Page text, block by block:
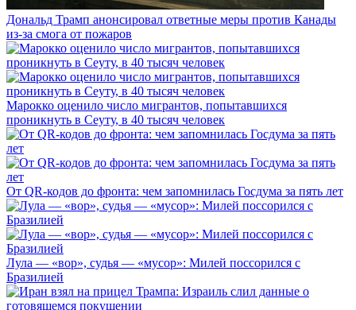
Дональд Трамп анонсировал ответные меры против Канады
из-за смога от пожаров
Марокко оценило число мигрантов, попытавшихся
проникнуть в Сеуту, в 40 тысяч человек
От QR-кодов до фронта: чем запомнилась Госдума за пять лет
Лула — «вор», судья — «мусор»: Милей поссорился с
Бразилией